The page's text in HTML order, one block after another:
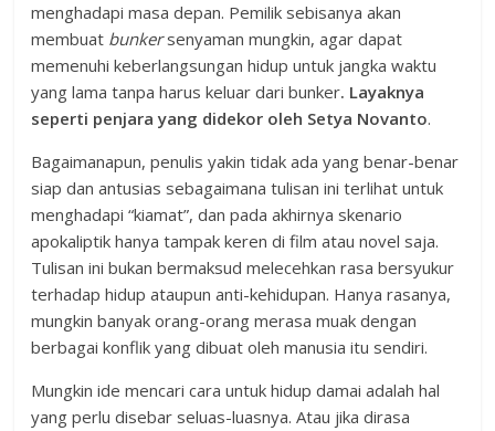
menghadapi masa depan. Pemilik sebisanya akan
membuat bunkersenyaman mungkin, agar dapat
memenuhi keberlangsungan hidup untuk jangka waktu
yang lama tanpa harus keluar dari bunker. Layaknya
seperti penjara yang didekor oleh Setya Novanto.
Bagaimanapun, penulis yakin tidak ada yang benar-benar
siap dan antusias sebagaimana tulisan ini terlihat untuk
menghadapi “kiamat”, dan pada akhirnya skenario
apokaliptik hanya tampak keren di film atau novel saja.
Tulisan ini bukan bermaksud melecehkan rasa bersyukur
terhadap hidup ataupun anti-kehidupan. Hanya rasanya,
mungkin banyak orang-orang merasa muak dengan
berbagai konflik yang dibuat oleh manusia itu sendiri.
Mungkin ide mencari cara untuk hidup damai adalah hal
yang perlu disebar seluas-luasnya. Atau jika dirasa